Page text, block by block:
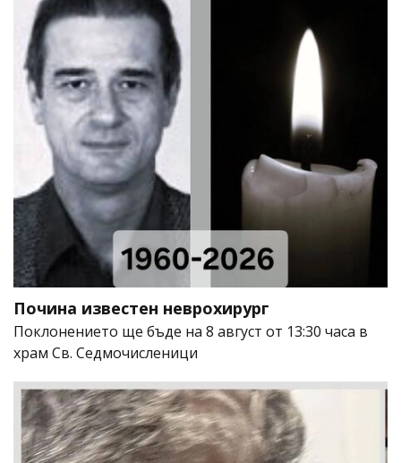
Почина известен неврохирург
Поклонението ще бъде на 8 август от 13:30 часа в
храм Св. Седмочисленици